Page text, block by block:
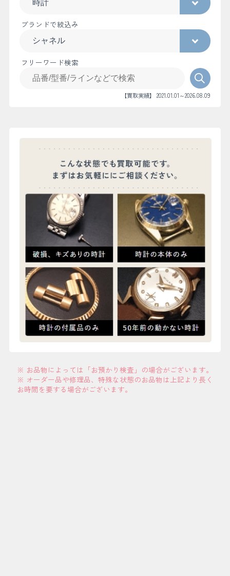
ブランドで絞込み
フリーワード検索
【買取実績】 2021.01.01～2026.08.09
※ お品物によっては「お預かり検査」の場合がございます。
※ オーダー品や修理品、特殊な状態のお品物は上記より長く
お時間を要する場合がございます。